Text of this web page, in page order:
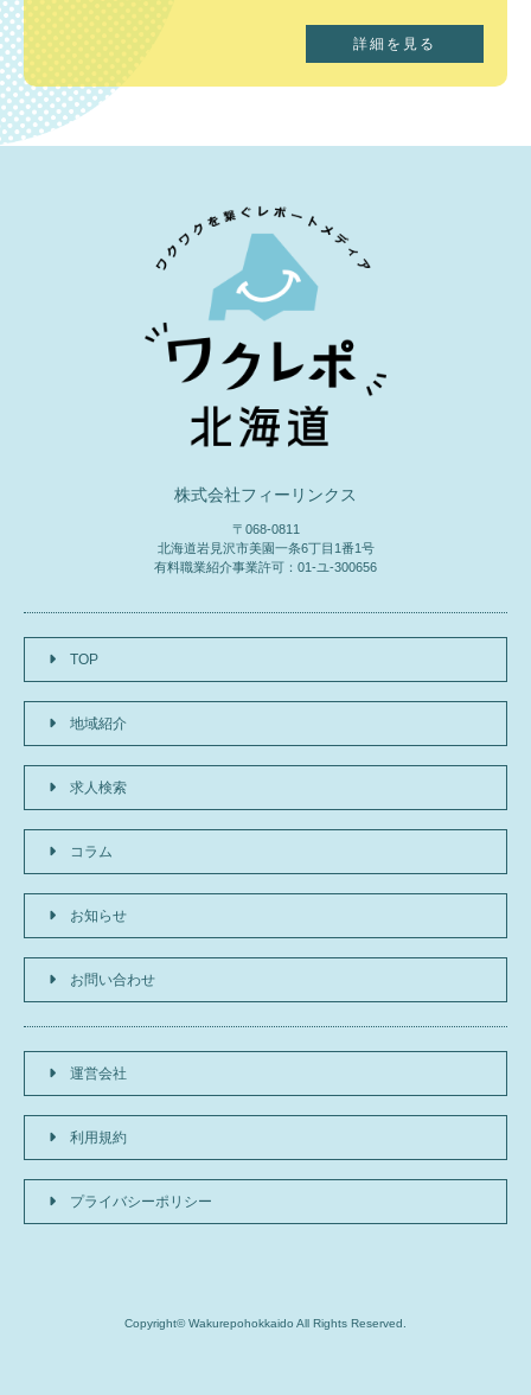
詳細を見る
株式会社フィーリンクス
〒068-0811
北海道岩見沢市美園一条6丁目1番1号
有料職業紹介事業許可：01-ユ-300656
TOP
地域紹介
求人検索
コラム
お知らせ
お問い合わせ
運営会社
利用規約
プライバシーポリシー
Copyright© Wakurepohokkaido All Rights Reserved.